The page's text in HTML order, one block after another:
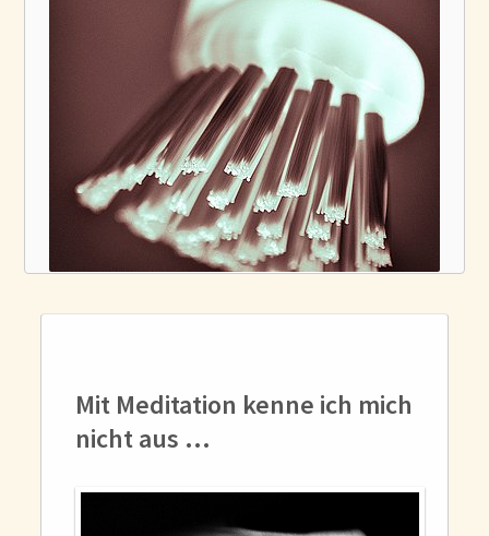
Mit Meditation kenne ich mich
nicht aus …